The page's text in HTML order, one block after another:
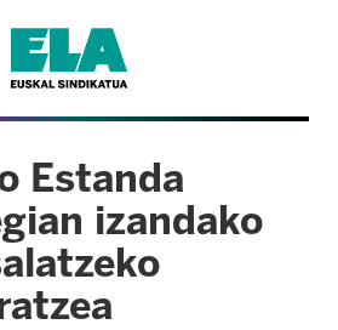
Estanda
izandako